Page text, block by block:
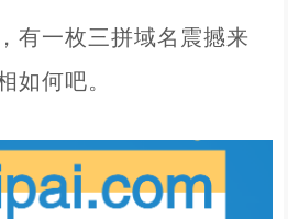
有一枚三拼域名震撼来
如何吧。